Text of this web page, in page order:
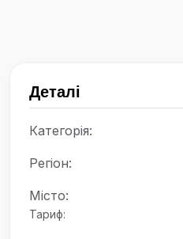
Деталі
Категорія:
Регіон:
Місто:
Тариф: